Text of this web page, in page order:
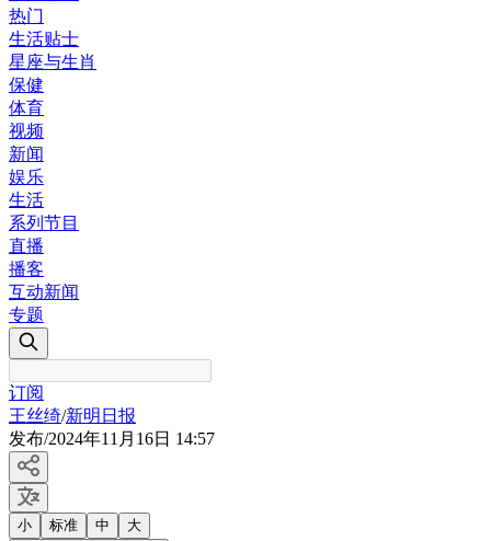
热门
生活贴士
星座与生肖
保健
体育
视频
新闻
娱乐
生活
系列节目
直播
播客
互动新闻
专题
订阅
王丝绮/新明日报
发布/2024年11月16日 14:57
小 标准 中 大